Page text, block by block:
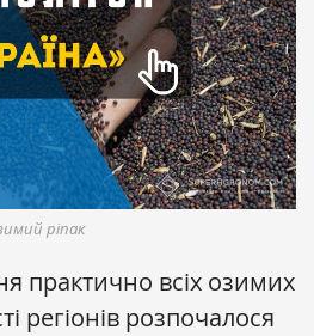
ріпак
практично всіх озимих
регіонів розпочалося